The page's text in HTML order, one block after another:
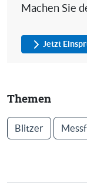
Machen Sie
Jetzt
Themen
Blitzer